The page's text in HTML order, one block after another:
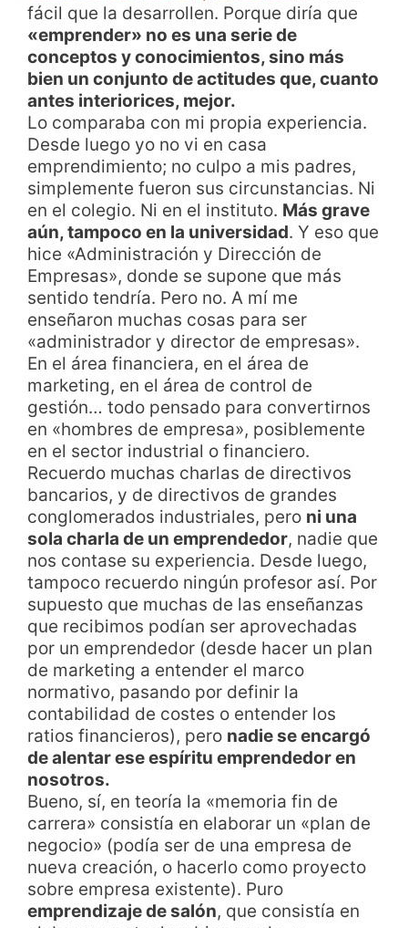
fácil que la desarrollen. Porque diría que
«emprender» no es una serie de
conceptos y conocimientos, sino más
bien un conjunto de actitudes que, cuanto
antes interiorices, mejor.
Lo comparaba con mi propia experiencia.
Desde luego yo no vi en casa
emprendimiento; no culpo a mis padres,
simplemente fueron sus circunstancias. Ni
en el colegio. Ni en el instituto. Más grave
aún, tampoco en la universidad. Y eso que
hice «Administración y Dirección de
Empresas», donde se supone que más
sentido tendría. Pero no. A mí me
enseñaron muchas cosas para ser
«administrador y director de empresas».
En el área financiera, en el área de
marketing, en el área de control de
gestión… todo pensado para convertirnos
en «hombres de empresa», posiblemente
en el sector industrial o financiero.
Recuerdo muchas charlas de directivos
bancarios, y de directivos de grandes
conglomerados industriales, pero ni una
sola charla de un emprendedor, nadie que
nos contase su experiencia. Desde luego,
tampoco recuerdo ningún profesor así. Por
supuesto que muchas de las enseñanzas
que recibimos podían ser aprovechadas
por un emprendedor (desde hacer un plan
de marketing a entender el marco
normativo, pasando por definir la
contabilidad de costes o entender los
ratios financieros), pero nadie se encargó
de alentar ese espíritu emprendedor en
nosotros.
Bueno, sí, en teoría la «memoria fin de
carrera» consistía en elaborar un «plan de
negocio» (podía ser de una empresa de
nueva creación, o hacerlo como proyecto
sobre empresa existente). Puro
emprendizaje de salón, que consistía en